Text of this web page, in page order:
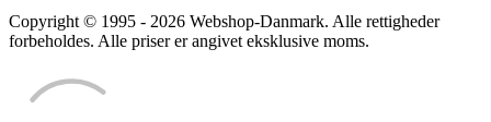
Copyright © 1995 - 2026 Webshop-Danmark. Alle rettigheder
forbeholdes. Alle priser er angivet eksklusive moms.